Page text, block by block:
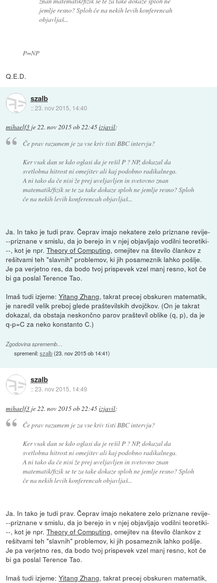
jemlje resno? Sploh če na nekih levih konferencah
objavljaš...
P=NP
Q.E.D.
szalb
::23. nov 2015, 14:40
mihaelf3 je22. nov 2015 ob 22:45izjavil:
Če prav razumem je za vse kriv tisti BBC intervju?
Ker vsak dan se kdo oglasi da je rešil P ? NP, dokazal da
svetlobna hitrost ni omejitev ali kaj podobno radikalnega.
A ni tako da če nisi že prej uveljavljen in svetovno znan
matematik/fizik se te za take dokaze sploh ne jemlje resno? Sploh
če na nekih levih konferencah objavljaš...
Ja. In tako je tudi prav. Čeprav imajo nekatere zelo priznane revije-
--priznane v smislu, da jo berejo in v njej objavljajo vodilni teoretiki-
--, kot je npr.Theory of Computing, omejitev na število člankov z
rešitvami teh "slavnih" problemov, ki jih posameznik lahko pošlje.
Je pa verjetno res, da bodo tvoj prispevek vzel manj resno, kot če
bi ga poslal Terence Tao.
Imaš tudi izjeme:Yitang Zhang, takrat precej obskuren matematik,
je naredil velik preboj glede praštevilskih dvojčkov. (On je takrat
dokazal, da obstaja neskončno parov praštevil oblike (q, p), da je
q-p=C za neko konstanto C.)
Zgodovina sprememb…
spremenil:szalb(23. nov 2015 ob 14:41)
szalb
::23. nov 2015, 14:49
mihaelf3 je22. nov 2015 ob 22:45izjavil:
Če prav razumem je za vse kriv tisti BBC intervju?
Ker vsak dan se kdo oglasi da je rešil P ? NP, dokazal da
svetlobna hitrost ni omejitev ali kaj podobno radikalnega.
A ni tako da če nisi že prej uveljavljen in svetovno znan
matematik/fizik se te za take dokaze sploh ne jemlje resno? Sploh
če na nekih levih konferencah objavljaš...
Ja. In tako je tudi prav. Čeprav imajo nekatere zelo priznane revije-
--priznane v smislu, da jo berejo in v njej objavljajo vodilni teoretiki-
--, kot je npr.Theory of Computing, omejitev na število člankov z
rešitvami teh "slavnih" problemov, ki jih posameznik lahko pošlje.
Je pa verjetno res, da bodo tvoj prispevek vzel manj resno, kot če
bi ga poslal Terence Tao.
Imaš tudi izjeme:Yitang Zhang, takrat precej obskuren matematik,